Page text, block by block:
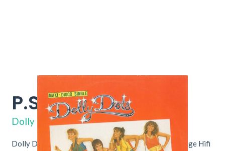
P.S. WEA-28.248
Dolly Dots
Dolly Dots – P.S. Nu verkrijgbaar bij Throwback Vintage Hifi